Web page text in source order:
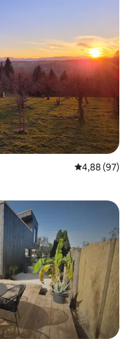
Gemiddelde
4,88 (97)